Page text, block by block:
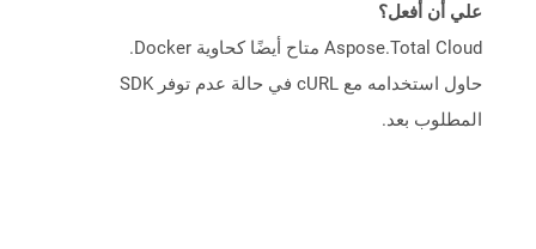
علي أن أفعل؟
Aspose.Total Cloud متاح أيضًا كحاوية Docker.
حاول استخدامه مع cURL في حالة عدم توفر SDK
المطلوب بعد.